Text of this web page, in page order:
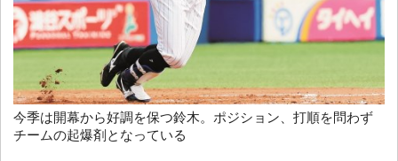
今季は開幕から好調を保つ鈴木。ポジション、打順を問わず
チームの起爆剤となっている